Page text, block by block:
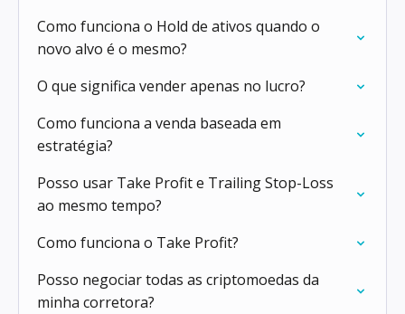
Como funciona o Hold de ativos quando o
novo alvo é o mesmo?
O que significa vender apenas no lucro?
Como funciona a venda baseada em
estratégia?
Posso usar Take Profit e Trailing Stop-Loss
ao mesmo tempo?
Como funciona o Take Profit?
Posso negociar todas as criptomoedas da
minha corretora?